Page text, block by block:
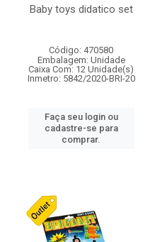
Baby toys didatico set
Código: 470580
Embalagem: Unidade
Caixa Com: 12 Unidade(s)
Inmetro: 5842/2020-BRI-20
Faça seu login ou
cadastre-se para
comprar.